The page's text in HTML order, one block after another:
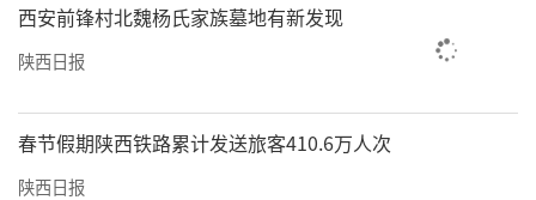
西安前锋村北魏杨氏家族墓地有新发现
陕西日报
春节假期陕西铁路累计发送旅客410.6万人次
陕西日报